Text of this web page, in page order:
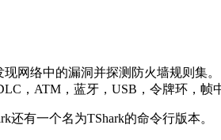
网络中的漏洞并探测防火墙规则
，ATM，蓝牙，USB，令牌环，帧
还有一个名为TShark的命令行版本。